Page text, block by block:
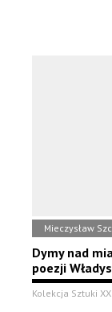
Mieczysław
Dymy nad
poezji
Kolekcja Sztuki